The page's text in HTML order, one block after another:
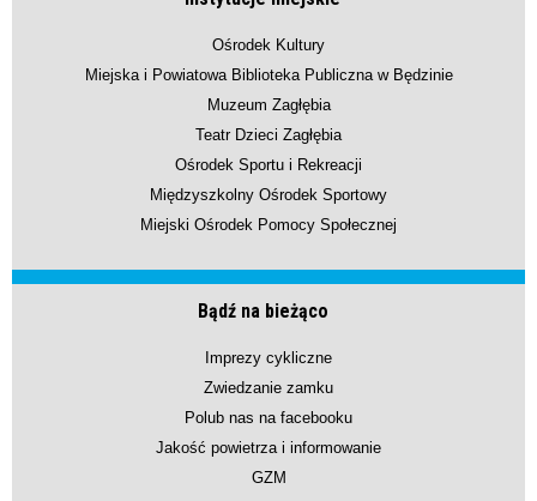
Ośrodek Kultury
Miejska i Powiatowa Biblioteka Publiczna w Będzinie
Muzeum Zagłębia
Teatr Dzieci Zagłębia
Ośrodek Sportu i Rekreacji
Międzyszkolny Ośrodek Sportowy
Miejski Ośrodek Pomocy Społecznej
Bądź na bieżąco
Imprezy cykliczne
Zwiedzanie zamku
Polub nas na facebooku
Jakość powietrza i informowanie
GZM